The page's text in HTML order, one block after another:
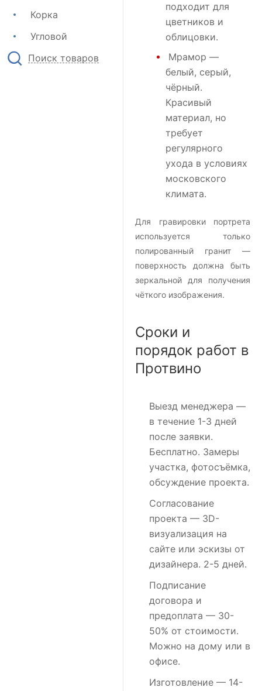
Корка
Угловой
Поиск товаров
подходит для
цветников и
облицовки.
Мрамор —
белый, серый,
чёрный.
Красивый
материал, но
требует
регулярного
ухода в условиях
московского
климата.
Для гравировки портрета
используется только
полированный гранит —
поверхность должна быть
зеркальной для получения
чёткого изображения.
Сроки и
порядок работ в
Протвино
Выезд менеджера —
в течение 1-3 дней
после заявки.
Бесплатно. Замеры
участка, фотосъёмка,
обсуждение проекта.
Согласование
проекта — 3D-
визуализация на
сайте или эскизы от
дизайнера. 2-5 дней.
Подписание
договора и
предоплата — 30-
50% от стоимости.
Можно на дому или в
офисе.
Изготовление — 14-